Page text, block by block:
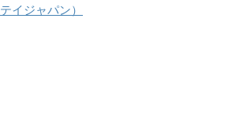
イジャパン）